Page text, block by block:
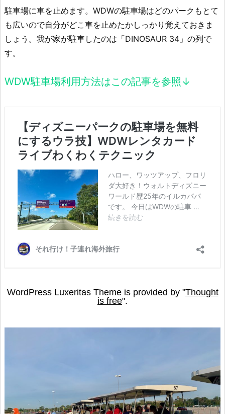
駐車場に車を止めます。WDWの駐車場はどのパークもとて
も広いので自分がどこ車を止めたかしっかり覚えておきま
しょう。我が家が駐車したのは「DINOSAUR 34」の列で
す。
WDW駐車場利用方法はこの記事を参照↓